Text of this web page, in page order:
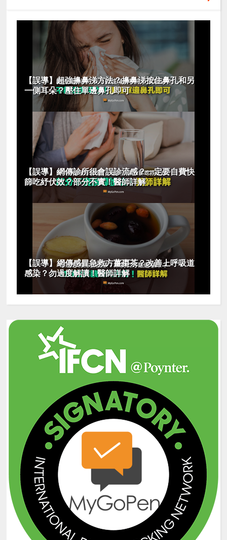
【誤導】超強擤鼻涕方法？擤鼻涕按住鼻孔和另
一側耳朵？壓住單邊鼻孔即可
【誤導】網傳診所很會誤診流感？一定要自費快
篩吃紓伏效？部分不實！醫師詳解
【誤導】網傳感冒急救方薑棗茶？改善上呼吸道
感染？勿過度解讀！醫師詳解